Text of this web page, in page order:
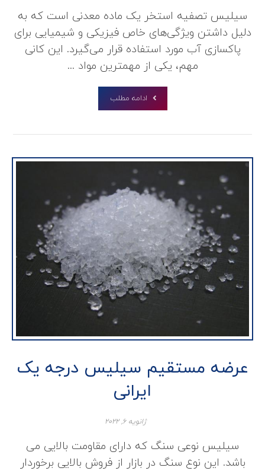
سیلیس تصفیه استخر یک ماده معدنی است که به
دلیل داشتن ویژگی‌های خاص فیزیکی و شیمیایی برای
پاکسازی آب مورد استفاده قرار می‌گیرد. این کانی
مهم، یکی از مهمترین مواد ...
ادامه مطلب
عرضه مستقیم سیلیس درجه یک
ایرانی
ژانویه ۶, ۲۰۲۲
سیلیس نوعی سنگ که دارای مقاومت بالایی می
باشد. این نوع سنگ در بازار از فروش بالایی برخوردار